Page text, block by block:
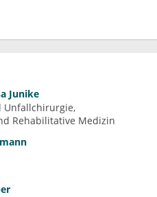
Junike
Unfallchirurgie
Rehabilitative Medizin